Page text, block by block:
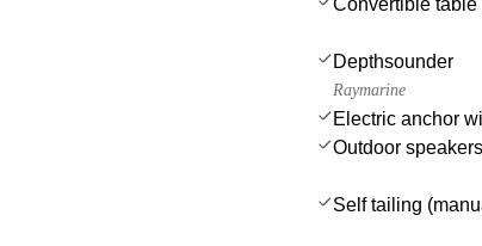
Depthsounder
Raymarine
Electric anchor
Outdoor speakers
Self tailing